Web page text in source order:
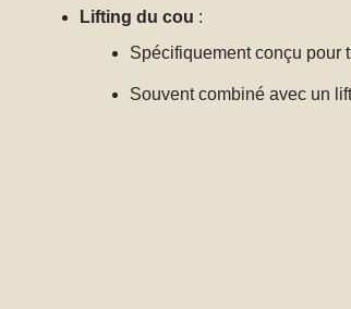
Lifting du cou :
Spécifiquement conçu pour
Souvent combiné avec un